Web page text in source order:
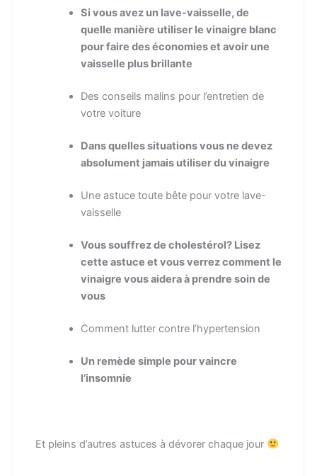
Si vous avez un lave-vaisselle, de
quelle manière utiliser le vinaigre blanc
pour faire des économies et avoir une
vaisselle plus brillante
Des conseils malins pour l’entretien de
votre voiture
Dans quelles situations vous ne devez
absolument jamais utiliser du vinaigre
Une astuce toute bête pour votre lave-
vaisselle
Vous souffrez de cholestérol? Lisez
cette astuce et vous verrez comment le
vinaigre vous aidera à prendre soin de
vous
Comment lutter contre l’hypertension
Un remède simple pour vaincre
l’insomnie
Et pleins d’autres astuces à dévorer chaque jour